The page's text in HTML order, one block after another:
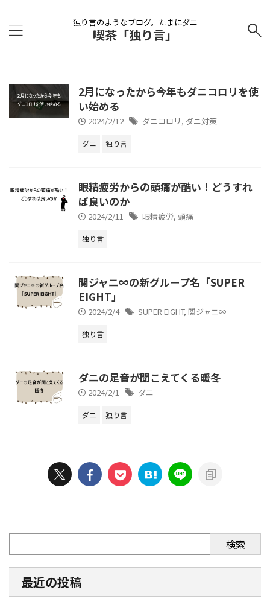
独り言のようなブログ。たまにダニ
喫茶「独り言」
2月になったから今年もダニコロリを使
い始める
2024/2/12 ダニコロリ , ダニ対策
ダニ 独り言
眼精疲労からの頭痛が酷い！どうすれ
ば良いのか
2024/2/11 眼精疲労, 頭痛
独り言
関ジャニ∞の新グループ名「SUPER
EIGHT」
2024/2/4 SUPER EIGHT, 関ジャニ∞
独り言
ダニの足音が聞こえてくる暖冬
2024/2/1 ダニ
ダニ 独り言
検索
最近の投稿